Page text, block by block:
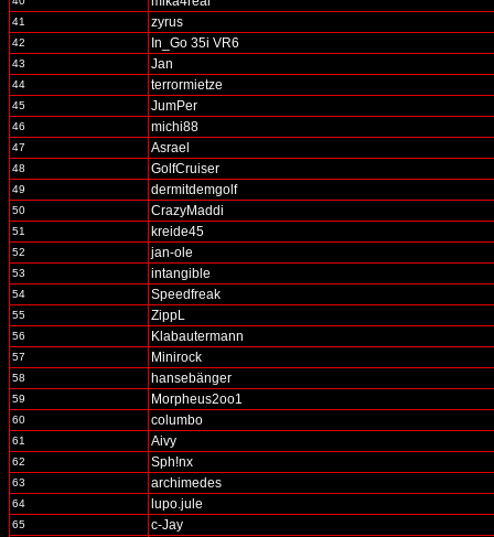
41 zyrus
42 In_Go 35i VR6
43 Jan
44 terrormietze
45 JumPer
46 michi88
47 Asrael
48 GolfCruiser
49 dermitdemgolf
50 CrazyMaddi
51 kreide45
52 jan-ole
53 intangible
54 Speedfreak
55 ZippL
56 Klabautermann
57 Minirock
58 hansebänger
59 Morpheus2oo1
60 columbo
61 Aivy
62 Sph!nx
63 archimedes
64 lupo.jule
65 c-Jay